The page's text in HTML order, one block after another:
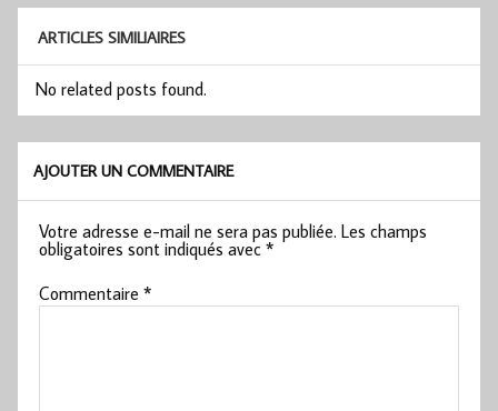
ARTICLES SIMILIAIRES
No related posts found.
AJOUTER UN COMMENTAIRE
Votre adresse e-mail ne sera pas publiée. Les champs
obligatoires sont indiqués avec*
Commentaire*